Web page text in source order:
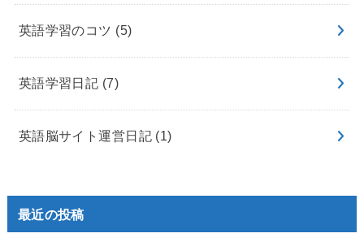
英語学習のコツ (5)
英語学習日記 (7)
英語脳サイト運営日記 (1)
最近の投稿